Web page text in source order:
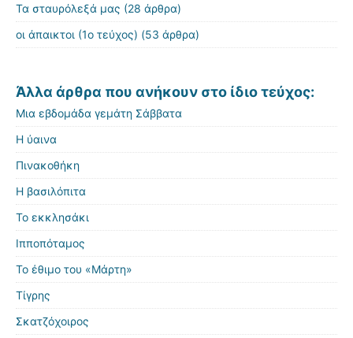
Τα σταυρόλεξά μας (28 άρθρα)
οι άπαικτοι (1ο τεύχος) (53 άρθρα)
Άλλα άρθρα που ανήκουν στο ίδιο τεύχος:
Μια εβδομάδα γεμάτη Σάββατα
Η ύαινα
Πινακοθήκη
Η βασιλόπιτα
Το εκκλησάκι
Ιπποπόταμος
Το έθιμο του «Μάρτη»
Τίγρης
Σκατζόχοιρος